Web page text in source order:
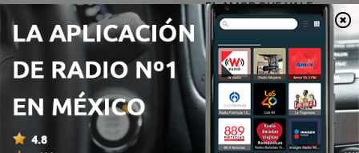
Predicaciones Cristianas
EL AMOR QUE VALE on
Oneplace.com